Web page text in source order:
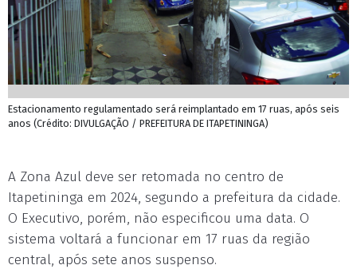
Estacionamento regulamentado será reimplantado em 17 ruas, após seis
anos (Crédito: DIVULGAÇÃO / PREFEITURA DE ITAPETININGA)
A Zona Azul deve ser retomada no centro de
Itapetininga em 2024, segundo a prefeitura da cidade.
O Executivo, porém, não especificou uma data. O
sistema voltará a funcionar em 17 ruas da região
central, após sete anos suspenso.